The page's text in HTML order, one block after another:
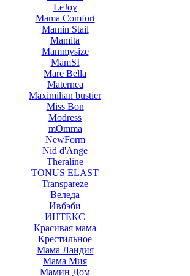
LeJoy
Mama Comfort
Mamin Stail
Mamita
Mammysize
MamSI
Mare Bella
Maternea
Maximilian bustier
Miss Bon
Modress
mOmma
NewForm
Nid d'Ange
Theraline
TONUS ELAST
Transpareze
Веледа
Ивбэби
ИНТЕКС
Красивая мама
Крестильное
Мама Ландия
Мама Мия
Мамин Дом